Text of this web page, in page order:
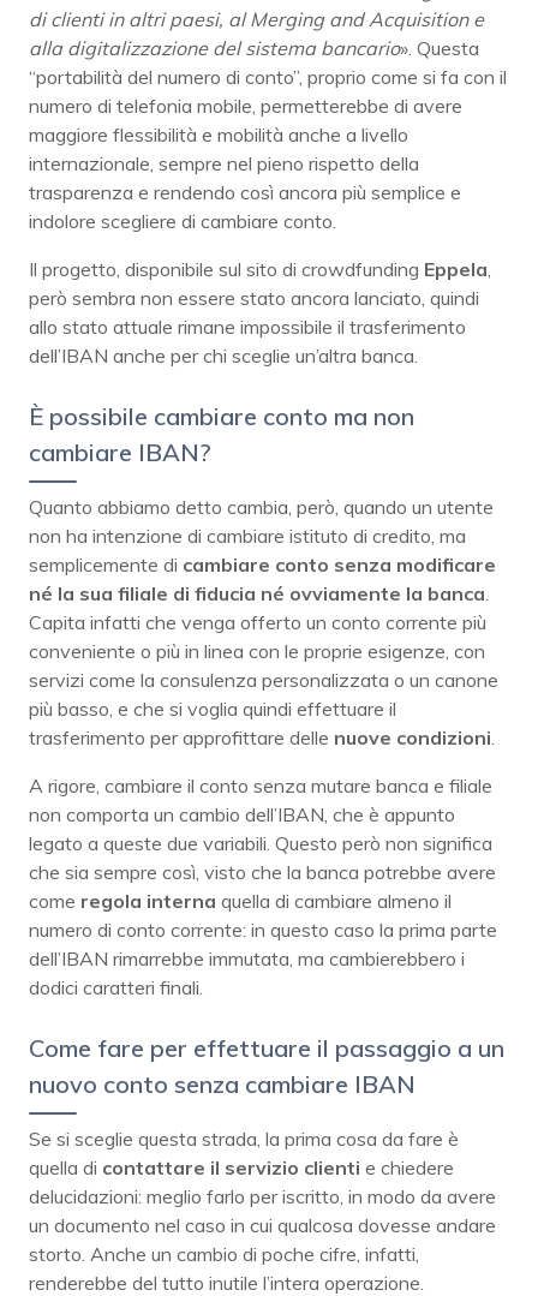
di clienti in altri paesi, al Merging and Acquisition e
alla digitalizzazione del sistema bancario». Questa
“portabilità del numero di conto”, proprio come si fa con il
numero di telefonia mobile, permetterebbe di avere
maggiore flessibilità e mobilità anche a livello
internazionale, sempre nel pieno rispetto della
trasparenza e rendendo così ancora più semplice e
indolore scegliere di cambiare conto.
Il progetto, disponibile sul sito di crowdfunding Eppela
però sembra non essere stato ancora lanciato, quindi
allo stato attuale rimane impossibile il trasferimento
dell’IBAN anche per chi sceglie un’altra banca.
È possibile cambiare conto ma non
cambiare IBAN?
Quanto abbiamo detto cambia, però, quando un utente
non ha intenzione di cambiare istituto di credito, ma
semplicemente di cambiare conto senza modificare
né la sua filiale di fiducia né ovviamente la banca
Capita infatti che venga offerto un conto corrente più
conveniente o più in linea con le proprie esigenze, con
servizi come la consulenza personalizzata o un canone
più basso, e che si voglia quindi effettuare il
trasferimento per approfittare delle nuove condizioni
A rigore, cambiare il conto senza mutare banca e filiale
non comporta un cambio dell’IBAN, che è appunto
legato a queste due variabili. Questo però non significa
che sia sempre così, visto che la banca potrebbe avere
come regola interna quella di cambiare almeno il
numero di conto corrente: in questo caso la prima parte
dell’IBAN rimarrebbe immutata, ma cambierebbero i
dodici caratteri finali.
Come fare per effettuare il passaggio a un
nuovo conto senza cambiare IBAN
Se si sceglie questa strada, la prima cosa da fare è
quella di contattare il servizio clienti e chiedere
delucidazioni: meglio farlo per iscritto, in modo da avere
un documento nel caso in cui qualcosa dovesse andare
storto. Anche un cambio di poche cifre, infatti,
renderebbe del tutto inutile l’intera operazione.